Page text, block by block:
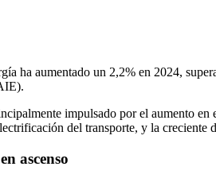
ha aumentado un 2,2% en 2024,
impulsado por el aumento
del transporte, y la
ascenso